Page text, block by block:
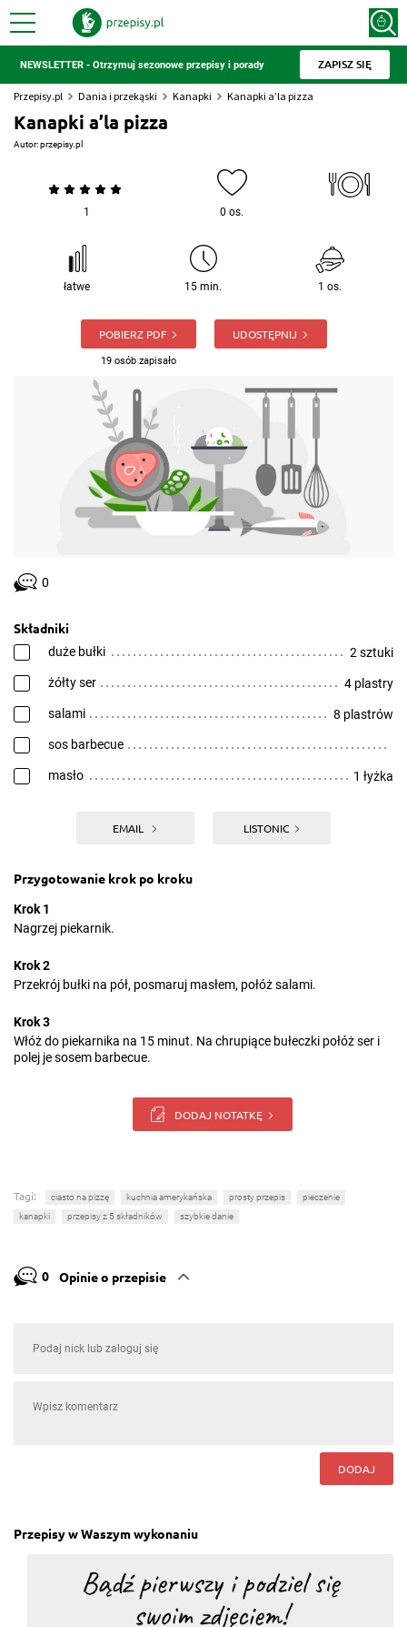
NEWSLETTER - Otrzymuj sezonowe przepisy i porady ZAPISZ SIĘ
Przepisy.pl Dania i przekąski Kanapki Kanapki a’la pizza
Kanapki a’la pizza
Autor:przepisy.pl
1 0 os.
łatwe 15 min. 1 os.
POBIERZ PDF
19 osób zapisało
UDOSTĘPNIJ
0
Składniki
duże bułki 2 sztuki
żółty ser 4 plastry
salami 8 plastrów
sos barbecue
masło 1 łyżka
EMAIL LISTONIC
Przygotowanie krok po kroku
Krok 1
Nagrzej piekarnik.
Krok 2
Przekrój bułki na pół, posmaruj masłem, połóż salami.
Krok 3
Włóż do piekarnika na 15 minut. Na chrupiące bułeczki połóż ser i
polej je sosem barbecue.
DODAJ NOTATKĘ
Tagi: ciasto na pizzę kuchnia amerykańska prosty przepis
pieczenie
kanapki
przepisy z 5 składników szybkie danie
0 Opinie o przepisie
DODAJ
Przepisy w Waszym wykonaniu